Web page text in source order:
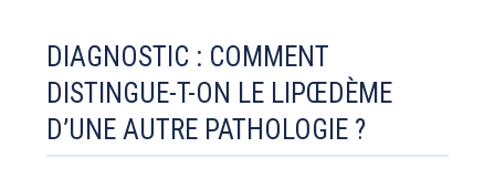
DIAGNOSTIC : COMMENT
DISTINGUE-T-ON LE LIPŒDÈME
D’UNE AUTRE PATHOLOGIE ?